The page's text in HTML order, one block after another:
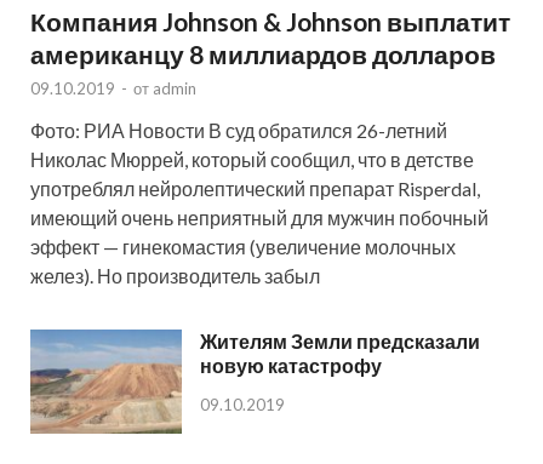
Компания Johnson & Johnson выплатит
американцу 8 миллиардов долларов
09.10.2019 - от admin
Фото: РИА Новости В суд обратился 26-летний
Николас Мюррей, который сообщил, что в детстве
употреблял нейролептический препарат Risperdal,
имеющий очень неприятный для мужчин побочный
эффект — гинекомастия (увеличение молочных
желез). Но производитель забыл
Жителям Земли предсказали
новую катастрофу
09.10.2019